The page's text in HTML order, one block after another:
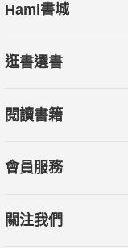
Hami書城
逛書選書
閱讀書籍
會員服務
關注我們